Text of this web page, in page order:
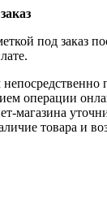
под заказ
операции
магазина
товара и